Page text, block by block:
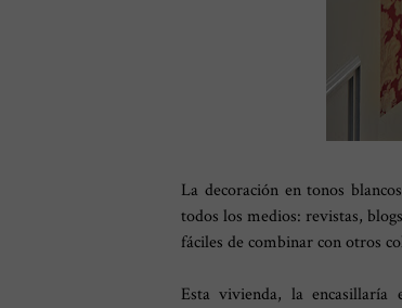
La decoración en tonos
todos los medios: revistas,
fáciles de combinar con otros
Esta vivienda, la